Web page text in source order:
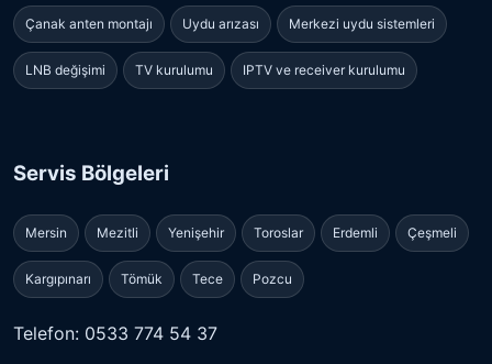
Çanak anten montajı Uydu arızası Merkezi uydu sistemleri
LNB değişimi TV kurulumu IPTV ve receiver kurulumu
Servis Bölgeleri
Mersin Mezitli Yenişehir Toroslar Erdemli Çeşmeli
Kargıpınarı Tömük Tece Pozcu
Telefon: 0533 774 54 37